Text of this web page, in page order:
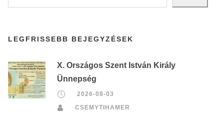
LEGFRISSEBB BEJEGYZÉSEK
X. Országos Szent István Király
Ünnepség
2026-08-03
CSEMYTIHAMER